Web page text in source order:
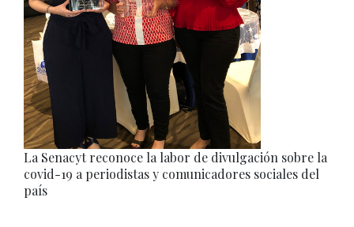
La Senacyt reconoce la labor de divulgación sobre la
covid-19 a periodistas y comunicadores sociales del
país